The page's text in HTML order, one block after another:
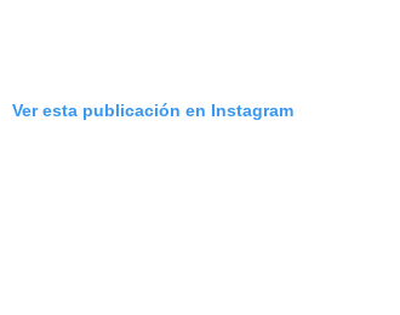
Ver esta publicación en Instagram